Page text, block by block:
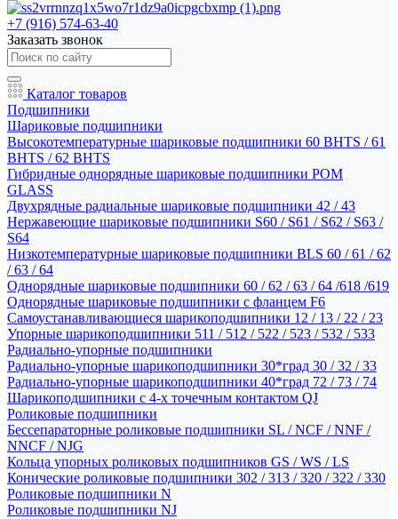
+7 (916) 574-63-40
Заказать звонок
Каталог товаров
Подшипники
Шариковые подшипники
Высокотемпературные шариковые подшипники 60 BHTS / 61
BHTS / 62 BHTS
Гибридные однорядные шариковые подшипники POM
GLASS
Двухрядные радиальные шариковые подшипники 42 / 43
Нержавеющие шариковые подшипники S60 / S61 / S62 / S63 /
S64
Низкотемпературные шариковые подшипники BLS 60 / 61 / 62
/ 63 / 64
Однорядные шариковые подшипники 60 / 62 / 63 / 64 /618 /619
Однорядные шариковые подшипники с фланцем F6
Самоустанавливающиеся шарикоподшипники 12 / 13 / 22 / 23
Упорные шарикоподшипники 511 / 512 / 522 / 523 / 532 / 533
Радиально-упорные подшипники
Радиально-упорные шарикоподшипники 30*град 30 / 32 / 33
Радиально-упорные шарикоподшипники 40*град 72 / 73 / 74
Шарикоподшипники с 4-х точечным контактом QJ
Роликовые подшипники
Бессепараторные роликовые подшипники SL / NCF / NNF /
NNCF / NJG
Кольца упорных роликовых подшипников GS / WS / LS
Конические роликовые подшипники 302 / 313 / 320 / 322 / 330
Роликовые подшипники N
Роликовые подшипники NJ